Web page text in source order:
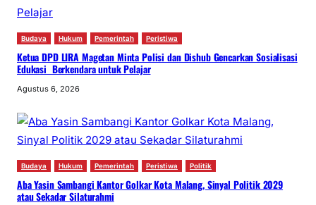
Budaya Hukum Pemerintah Peristiwa
Ketua DPD LIRA Magetan Minta Polisi dan Dishub Gencarkan Sosialisasi
Edukasi Berkendara untuk Pelajar
Agustus 6, 2026
Budaya Hukum Pemerintah Peristiwa Politik
Aba Yasin Sambangi Kantor Golkar Kota Malang, Sinyal Politik 2029
atau Sekadar Silaturahmi